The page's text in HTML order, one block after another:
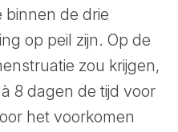
de drie
op peil zijn. Op de
zou krijgen,
8 dagen de tijd voor
het voorkomen